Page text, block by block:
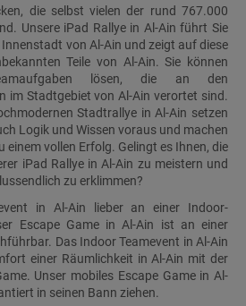
die selbst vielen der rund 767.000
Unsere iPad Rallye in Al-Ain führt Sie
von Al-Ain und zeigt auf diese
Teile von Al-Ain. Sie können
lösen, die an den
im Stadtgebiet von Al-Ain verortet sind.
Stadtrallye in Al-Ain setzen
Logik und Wissen voraus und machen
einem vollen Erfolg. Gelingt es Ihnen, die
iPad Rallye in Al-Ain zu meistern und
zu erklimmen?
in Al-Ain lieber an einer Indoor-
Escape Game in Al-Ain ist an einer
Das Indoor Teamevent in Al-Ain
einer Räumlichkeit in Al-Ain mit der
Unser mobiles Escape Game in Al-
in seinen Bann ziehen.